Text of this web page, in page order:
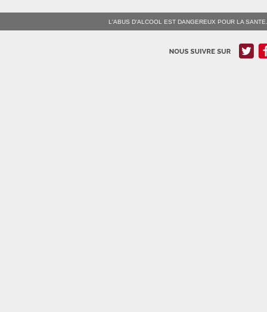
L'ABUS D'ALCOOL EST DANGEREUX POUR LA